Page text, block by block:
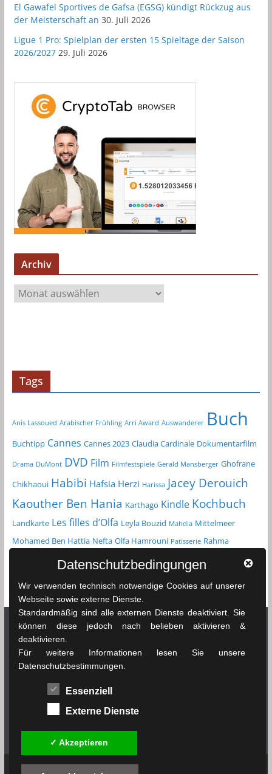
El Gawafel Sportives de Gafsa (EGSG) kündigt Rückzug aus
der Meisterschaft an 30. Juli 2026
Ligue 1 Pro: Spielplan der ersten 15 Spieltage der Saison
2026/2027 29. Juli 2026
Archiv
r
Tags
Anis Lassoued Arabischer Frühling Arri Award Auswanderer Buch
Buchtipp Cannes Cannes 2023 Claudia Cardinale Dokumentarfilm
Drama DuMont DVD Film Filmfestspiele Gerald Mansberger Ghofrane
Chikhaoui Habibi Hafsia Herzi Harissa Jacey Derouich
Kaouther Ben Hania Karthago Kindle Kochbuch
Landkarte Les filles d’Olfa Leyla Bouzid Mahdia Mittelmeer
Mohamed Ben Hattia Nefta Olfa Hamrouni Patisserie Rahma
Reiseführer Roman Sfax Spielfilm
sprachenlernen24.de Straßenkarte Taschenbuch Tozeur Tunesien
Tunis
Netzwerk Tunesienexplorer
News & Infos Tunesien - tunesienexplorer.de
Das Wetter in Tunesien - soussewetter.de
Tunesischer Fußball - tunesienfussball.de
Datenschutzbedingungen
Wir verwenden technisch notwendige Cookies auf unserer
Webseite sowie externe Dienste.
Standardmäßig sind alle externen Dienste deaktiviert. Sie
können diese jedoch nach belieben aktivieren &
deaktivieren.
Für weitere Informationen lesen Sie unsere
Datenschutzbestimmungen.
Essenziell
Externe Dienste
✓ Akzeptieren